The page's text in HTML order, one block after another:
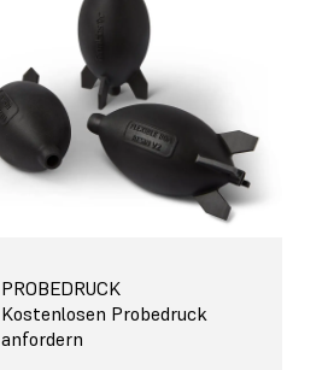
PROBEDRUCK
Kostenlosen Probedruck
anfordern